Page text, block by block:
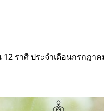
12 ราศี ประจำเดือนกรกฎา